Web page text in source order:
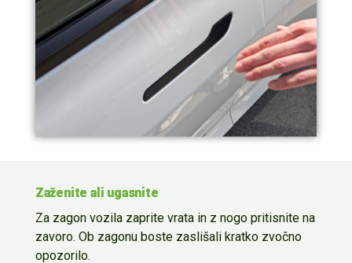
Zaženite ali ugasnite
Za zagon vozila zaprite vrata in z nogo pritisnite na
zavoro. Obzagonu boste zaslišali kratko zvočno
opozorilo.